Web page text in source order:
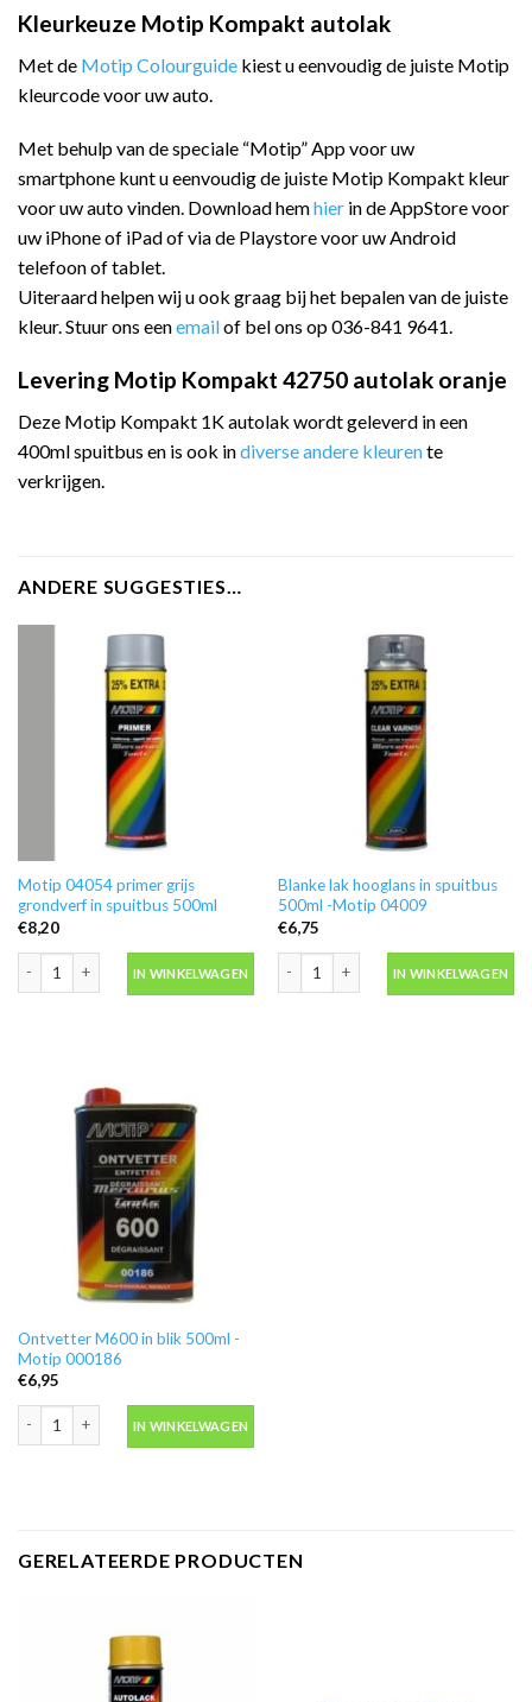
Kleurkeuze Motip Kompakt autolak
Met de Motip Colourguide kiest u eenvoudig de juiste Motip
kleurcode voor uw auto.
Met behulp van de speciale “Motip” App voor uw
smartphone kunt u eenvoudig de juiste Motip Kompakt kleur
voor uw auto vinden. Download hemhier in de AppStore voor
uw iPhone of iPad of via de Playstore voor uw Android
telefoon of tablet.
Uiteraard helpen wij u ook graag bij het bepalen van de juiste
kleur. Stuur ons eenemailof bel ons op 036-841 9641.
Levering Motip Kompakt 42750 autolak oranje
Deze Motip Kompakt 1K autolak wordt geleverd in een
400ml spuitbus en is ook indiverse andere kleurente
verkrijgen.
ANDERE SUGGESTIES…
Motip 04054 primer grijs
grondverf in spuitbus 500ml
€8,20
IN WINKELWAGEN
Blanke lak hooglans in spuitbus
500ml -Motip 04009
€6,75
IN WINKELWAGEN
Ontvetter M600 in blik 500ml -
Motip 000186
€6,95
IN WINKELWAGEN
GERELATEERDE PRODUCTEN